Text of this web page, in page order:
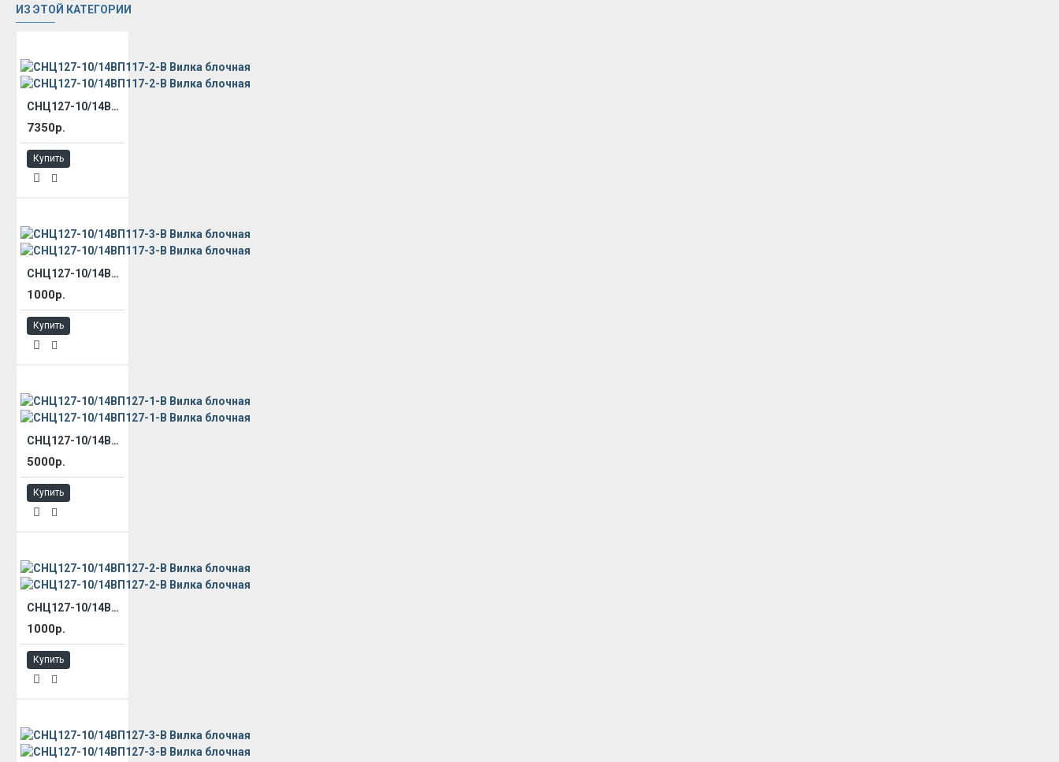
ИЗ ЭТОЙ КАТЕГОРИИ
СНЦ127-10/14ВП117-2-В Вилка блочная
7350р.
Купить
СНЦ127-10/14ВП117-3-В Вилка блочная
1000р.
Купить
СНЦ127-10/14ВП127-1-В Вилка блочная
5000р.
Купить
СНЦ127-10/14ВП127-2-В Вилка блочная
1000р.
Купить